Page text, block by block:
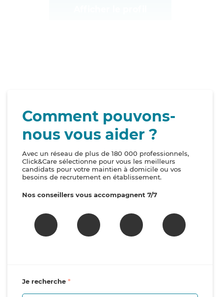
Comment pouvons-
nous vous aider ?
Avec un réseau de plus de 180 000 professionnels,
Click&Care sélectionne pour vous les meilleurs
candidats pour votre maintien à domicile ou vos
besoins de recrutement en établissement.
Nos conseillers vous accompagnent 7/7
Je recherche